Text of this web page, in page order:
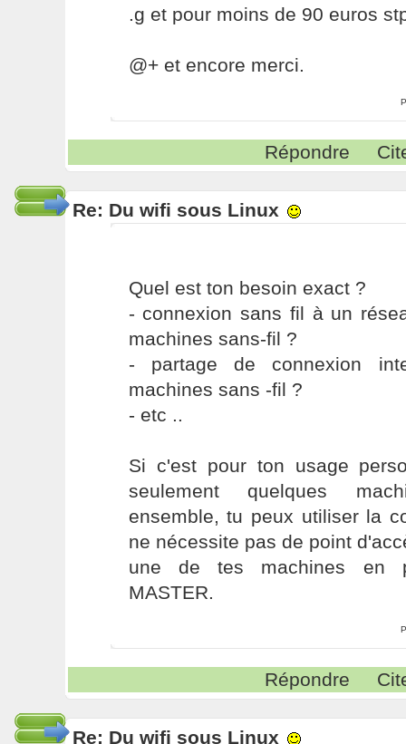
.g et pour moins de 90 euros
@+ et encore merci.
Répondre
Re: Du wifi sous Linux
Quel est ton besoin exact ?
- connexion sans fil à un
machines sans-fil ?
- partage de connexion
machines sans -fil ?
- etc ..
Si c'est pour ton usage
seulement quelques
ensemble, tu peux utiliser la
ne nécessite pas de point
une de tes machines en
MASTER.
Répondre
Re: Du wifi sous Linux